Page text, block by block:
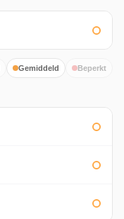
Gemiddeld Beperkt